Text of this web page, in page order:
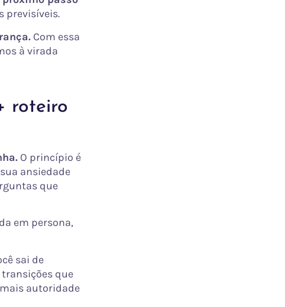
previsíveis.
Com essa
à virada
roteiro
O princípio é
ansiedade
que
em persona,
sai de
que
autoridade